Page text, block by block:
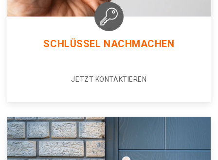
SCHLÜSSEL NACHMACHEN
JETZT KONTAKTIEREN